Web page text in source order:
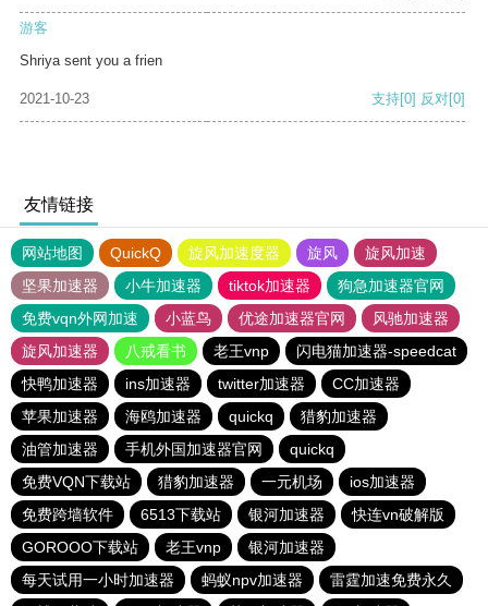
游客
Shriya sent you a frien
2021-10-23 支持[0] 反对[0]
友情链接
网站地图 QuickQ 旋风加速度器 旋风
旋风加速
坚果加速器
小牛加速器 tiktok加速器
狗急加速器官网
免费vqn外网加速
小蓝鸟 优途加速器官网
风驰加速器
旋风加速器
八戒看书 老王vnp
闪电猫加速器-speedcat
快鸭加速器
ins加速器 twitter加速器
CC加速器
苹果加速器
海鸥加速器 quickq
猎豹加速器
油管加速器
手机外国加速器官网
quickq
免费VQN下载站
猎豹加速器 一元机场
ios加速器
免费跨墙软件
6513下载站 银河加速器
快连vn破解版
GOROOO下载站
老王vnp
银河加速器
每天试用一小时加速器
蚂蚁npv加速器
雷霆加速免费永久